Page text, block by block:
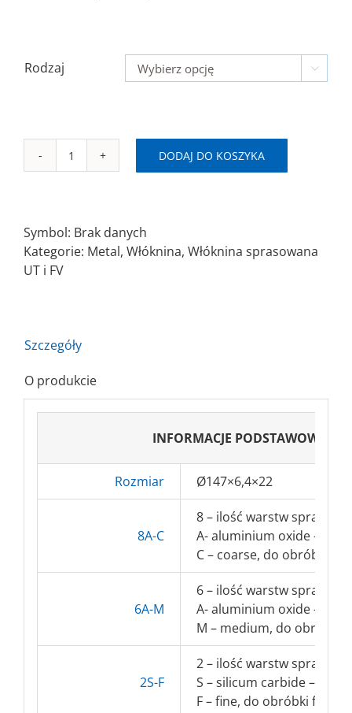
Rodzaj 
ilość
elastyczny
z
DODAJ DO KOSZYKA
Symbol: Brak danych
Kategorie: Metal, Włóknina, Włóknina sprasowana
UT i FV
Szczegóły
O produkcie
INFORMACJE PODSTAWOWE
Rozmiar Ø147×6,4×22
8A-C
8 – ilość warstw
A- aluminium oxide –
C – coarse, do obróbki
6A-M
6 – ilość warstw
A- aluminium oxide –
M – medium, do obróbki
2S-F
2 – ilość warstw
S – silicum carbide –
F – fine, do obróbki